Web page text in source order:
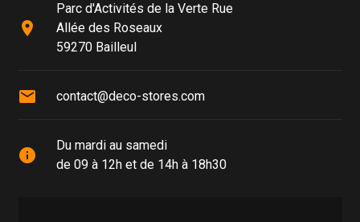
place
Parc d'Activités de la Verte Rue
Allée des Roseaux
59270 Bailleul
mail contact@deco-stores.com
info
Du mardi au samedi
de 09 à 12h et de 14h à 18h30